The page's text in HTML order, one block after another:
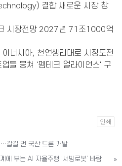
결합 새로운 시장 창
시장전망 2027년 71조1000억
너시아, 천연생리대로 시장도전
들 뭉쳐 '펨테크 얼라이언스' 구
인쇄
갈길 먼 국산 드론 개발
에 부는 AI 자율주행 '서빙로봇' 바람
»